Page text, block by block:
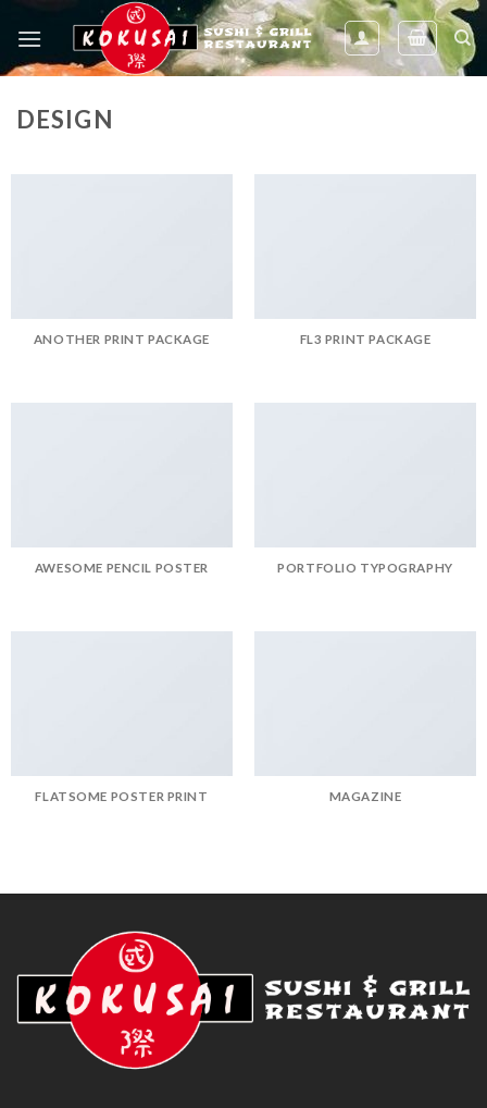
content
DESIGN
ANOTHER PRINT PACKAGE FL3 PRINT PACKAGE
AWESOME PENCIL POSTER PORTFOLIO TYPOGRAPHY
FLATSOME POSTER PRINT MAGAZINE